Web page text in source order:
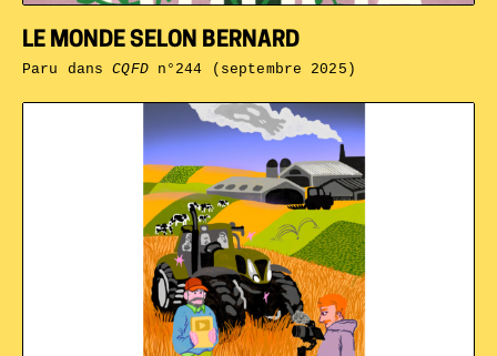
LE MONDE SELON BERNARD
Paru dansCQFDn°244 (septembre 2025)